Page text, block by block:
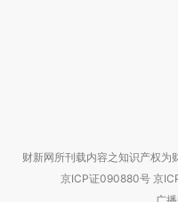
财新网所刊载内容之知识产权为
京ICP证090880号 京